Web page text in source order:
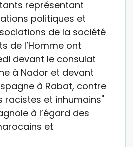
représentant
politiques et
de la société
de l’Homme ont
devant le consulat
à Nador et devant
à Rabat, contre
racistes et inhumains"
à l’égard des
et